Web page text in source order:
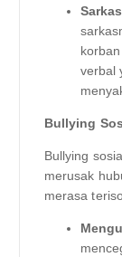
verbal
Bullying
Bullying
merusak
merasa